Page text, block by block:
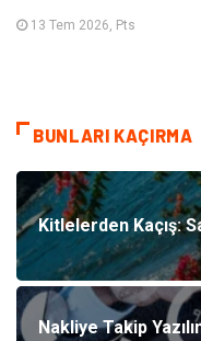
13 Tem 2026, Pts
BUNLARI KAÇIRMA
Kitlelerden Kaçış:
Nakliye Takip